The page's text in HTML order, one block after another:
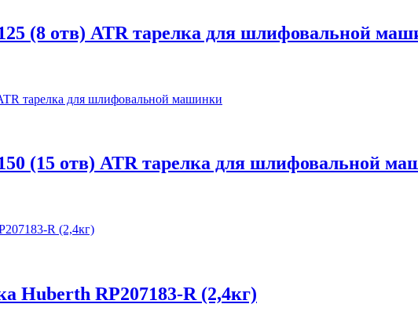
(8 отв) ATR тарелка для шлифовальной
(15 отв) ATR тарелка для шлифовальной
Huberth RP207183-R (2,4кг)